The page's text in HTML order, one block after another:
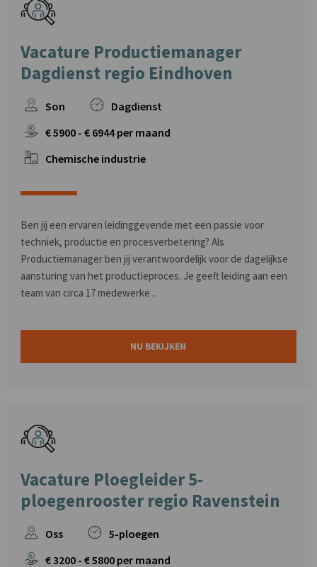
Vacature Productiemanager
Dagdienst regio Eindhoven
Son
Dagdienst
€5900 - € 6944per maand
Chemische industrie
Ben jij een ervaren leidinggevende met een passie voor
techniek, productie en procesverbetering? Als
Productiemanager ben jij verantwoordelijk voor de dagelijkse
aansturing van het productieproces. Je geeft leiding aan een
team van circa 17 medewerke ..
NU BEKIJKEN
Vacature Ploegleider 5-
ploegenrooster regio Ravenstein
Oss
5-ploegen
€3200 - €5800 per maand